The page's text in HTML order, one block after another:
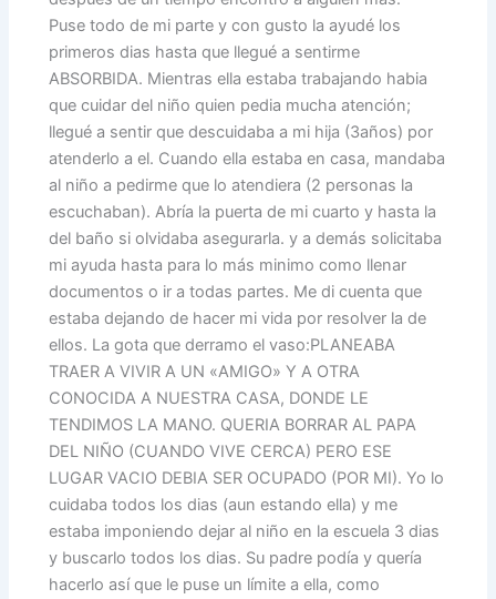
Puse todo de mi parte y con gusto la ayudé los
primeros dias hasta que llegué a sentirme
ABSORBIDA. Mientras ella estaba trabajando habia
que cuidar del niño quien pedia mucha atención;
llegué a sentir que descuidaba a mi hija (3años) por
atenderlo a el. Cuando ella estaba en casa, mandaba
al niño a pedirme que lo atendiera (2 personas la
escuchaban). Abría la puerta de mi cuarto y hasta la
del baño si olvidaba asegurarla. y a demás solicitaba
mi ayuda hasta para lo más minimo como llenar
documentos o ir a todas partes. Me di cuenta que
estaba dejando de hacer mi vida por resolver la de
ellos. La gota que derramo el vaso:PLANEABA
TRAER A VIVIR A UN «AMIGO» Y A OTRA
CONOCIDA A NUESTRA CASA, DONDE LE
TENDIMOS LA MANO. QUERIA BORRAR AL PAPA
DEL NIÑO (CUANDO VIVE CERCA) PERO ESE
LUGAR VACIO DEBIA SER OCUPADO (POR MI). Yo lo
cuidaba todos los dias (aun estando ella) y me
estaba imponiendo dejar al niño en la escuela 3 dias
y buscarlo todos los dias. Su padre podía y quería
hacerlo así que le puse un límite a ella, como